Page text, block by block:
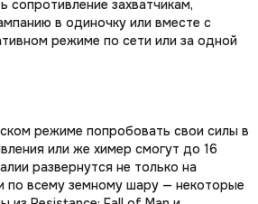
сопротивление захватчикам,
в одиночку или вместе с
режиме по сети или за одной
режиме попробовать свои силы в
или же химер смогут до 16
развернутся не только на
по всему земному шару — некоторые